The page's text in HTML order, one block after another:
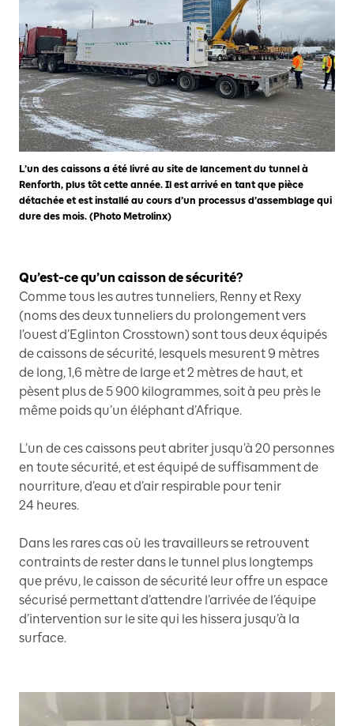
L’un des caissons a été livré au site de lancement du tunnel à
Renforth, plus tôt cette année. Il est arrivé en tant que pièce
détachée et est installé au cours d’un processus d’assemblage qui
dure des mois. (Photo Metrolinx)
Qu’est-ce qu’un caisson de sécurité?
Comme tous les autres tunneliers, Renny et Rexy
(noms des deux tunneliers du prolongement vers
l’ouest d’Eglinton Crosstown) sont tous deux équipés
de caissons de sécurité, lesquels mesurent 9 mètres
de long, 1,6 mètre de large et 2 mètres de haut, et
pèsent plus de 5 900 kilogrammes, soit à peu près le
même poids qu’un éléphant d’Afrique.
L’un de ces caissons peut abriter jusqu’à 20 personnes
en toute sécurité, et est équipé de suffisamment de
nourriture, d’eau et d’air respirable pour tenir
24 heures.
Dans les rares cas où les travailleurs se retrouvent
contraints de rester dans le tunnel plus longtemps
que prévu, le caisson de sécurité leur offre un espace
sécurisé permettant d’attendre l’arrivée de l’équipe
d’intervention sur le site qui les hissera jusqu’à la
surface.